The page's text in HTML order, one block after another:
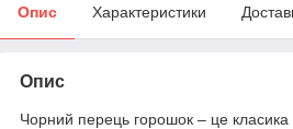
Опис Характеристики
Опис
Чорний перець горошок – це класика